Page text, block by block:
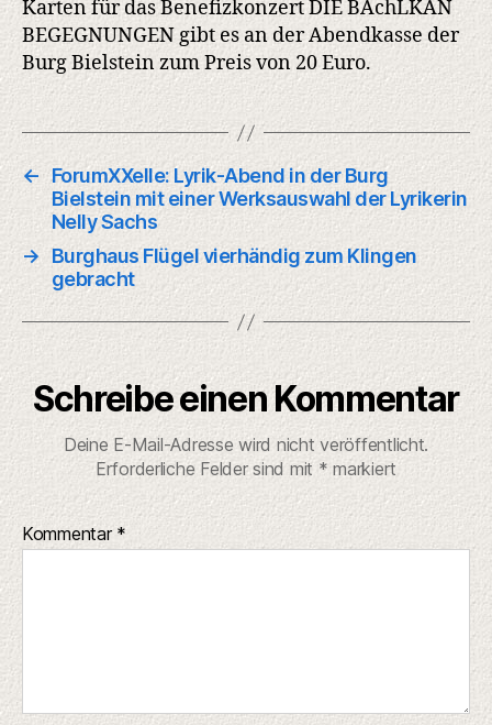
Karten für das Benefizkonzert DIE BAchLKAN
BEGEGNUNGEN gibt es an der Abendkasse der
Burg Bielstein zum Preis von 20 Euro.
← ForumXXelle: Lyrik-Abend in der Burg
Bielstein mit einer Werksauswahl der Lyrikerin
Nelly Sachs
→
Burghaus Flügel vierhändig zum Klingen
gebracht
Schreibe einen Kommentar
Deine E-Mail-Adresse wird nicht veröffentlicht.
Erforderliche Felder sind mit * markiert
Kommentar *